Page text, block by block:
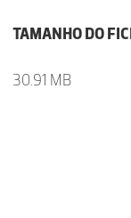
TAMANHO DO
30.91 MB